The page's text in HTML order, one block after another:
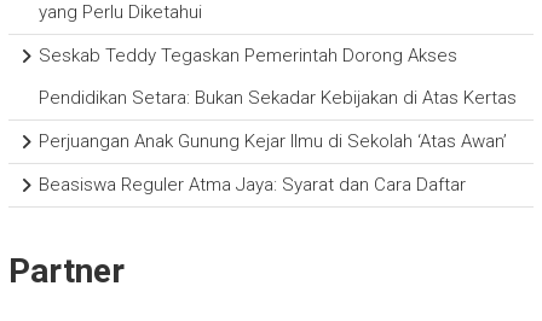
yang Perlu Diketahui
Seskab Teddy Tegaskan Pemerintah Dorong Akses
Pendidikan Setara: Bukan Sekadar Kebijakan di Atas Kertas
Perjuangan Anak Gunung Kejar Ilmu di Sekolah ‘Atas Awan’
Beasiswa Reguler Atma Jaya: Syarat dan Cara Daftar
Partner